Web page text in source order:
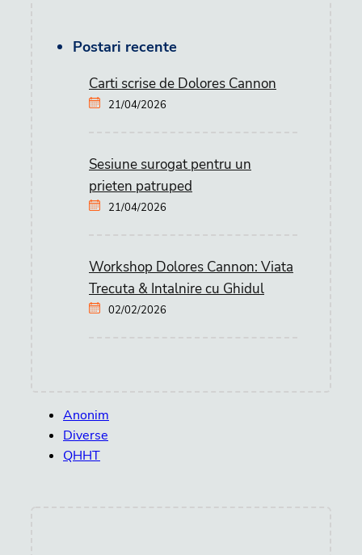
Postari recente
Carti scrise de Dolores Cannon
21/04/2026
Sesiune surogat pentru un
prieten patruped
21/04/2026
Workshop Dolores Cannon: Viata
Trecuta & Intalnire cu Ghidul
02/02/2026
Anonim
Diverse
QHHT